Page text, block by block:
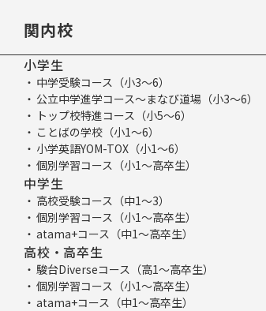
関内校
小学生
中学受験コース（小3～6）
公立中学進学コース～まなび道場（小3～6）
トップ校特進コース（小5～6）
ことばの学校（小1～6）
小学英語YOM-TOX（小1～6）
個別学習コース（小1～高卒生）
中学生
高校受験コース（中1～3）
個別学習コース（小1～高卒生）
atama+コース（中1～高卒生）
高校・高卒生
駿台Diverseコース（高1～高卒生）
個別学習コース（小1～高卒生）
atama+コース（中1～高卒生）